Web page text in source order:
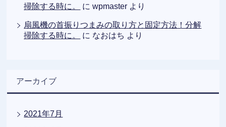
掃除する時に。
にwpmaster より
扇風機の首振りつまみの取り方と固定方法！分解
掃除する時に。
に なおはち より
アーカイブ
2021年7月